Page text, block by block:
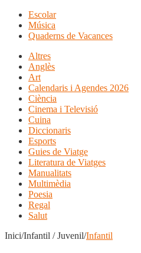
Escolar
Música
Quaderns de Vacances
Altres
Anglès
Art
Calendaris i Agendes 2026
Ciència
Cinema i Televisió
Cuina
Diccionaris
Esports
Guies de Viatge
Literatura de Viatges
Manualitats
Multimèdia
Poesia
Regal
Salut
Inici/Infantil / Juvenil/Infantil